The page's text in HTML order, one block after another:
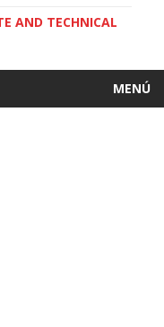
AND TECHNICAL
MENÚ